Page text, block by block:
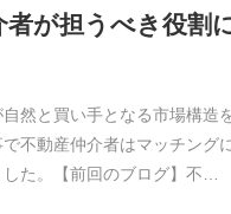
者が担うべき役割
然と買い手となる市場構造
不動産仲介者はマッチング
た。【前回のブログ】不…